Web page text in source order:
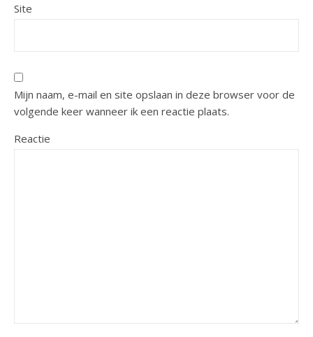
Site
Mijn naam, e-mail en site opslaan in deze browser voor de
volgende keer wanneer ik een reactie plaats.
Reactie